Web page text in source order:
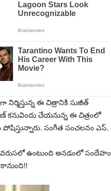
ఈ చిత్రానికి సుజీత్
కనువిందు చేయనున్న ఈ చిత్రంలో
సంగీత సంచలనం ఎస్.
వరుసలో ఉంటుంది అనడంలో సందేహం